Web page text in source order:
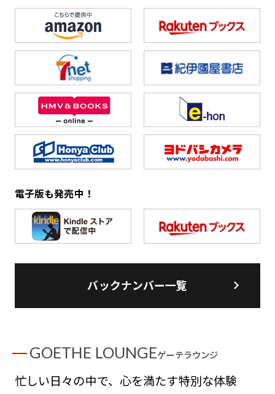
電子版も発売中！
バックナンバー一覧
GOETHE LOUNGEゲーテラウンジ
忙しい日々の中で、心を満たす特別な体験